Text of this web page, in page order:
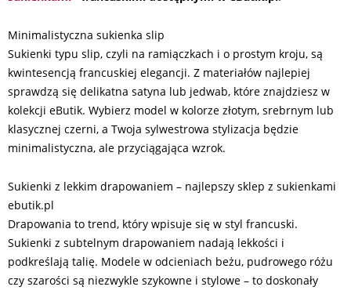
Minimalistyczna sukienka slip
Sukienki typu slip, czyli na ramiączkach i o prostym kroju, są
kwintesencją francuskiej elegancji. Z materiałów najlepiej
sprawdzą się delikatna satyna lub jedwab, które znajdziesz w
kolekcji eButik. Wybierz model w kolorze złotym, srebrnym lub
klasycznej czerni, a Twoja sylwestrowa stylizacja będzie
minimalistyczna, ale przyciągająca wzrok.
Sukienki z lekkim drapowaniem – najlepszy sklep z sukienkami
ebutik.pl
Drapowania to trend, który wpisuje się w styl francuski.
Sukienki z subtelnym drapowaniem nadają lekkości i
podkreślają talię. Modele w odcieniach beżu, pudrowego różu
czy szarości są niezwykle szykowne i stylowe – to doskonały